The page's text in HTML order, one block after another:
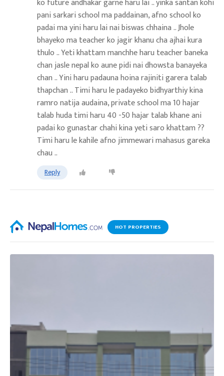
pani sarkari school ma paddainan, afno school ko
padai ma yini haru lai nai biswas chhaina .. Jhole
bhayeko ma teacher ko jagir khanu cha ajhai kura
thulo .. Yeti khattam manchhe haru teacher baneka
chan jasle nepal ko aune pidi nai dhowsta banayeka
chan .. Yini haru padauna hoina rajiniti garera talab
thapchan .. Timi haru le padayeko bidhyarthiy kina
ramro natija audaina, private school ma 10 hajar
talab huda timi haru 40 -50 hajar talab khane ani
padai ko gunastar chahi kina yeti saro khattam ??
Timi haru le kahile afno jimmewari mahasus gareka
chau ..
Reply
HOT PROPERTIES